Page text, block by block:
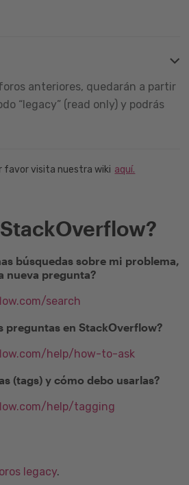
anteriores, quedarán a partir
“legacy” (read only) y podrás
favor visita nuestra wiki aquí.
búsquedas sobre mi problema,
nueva pregunta?
search
preguntas en StackOverflow?
help/how-to-ask
(tags) y cómo debo usarlas?
help/tagging
legacy.